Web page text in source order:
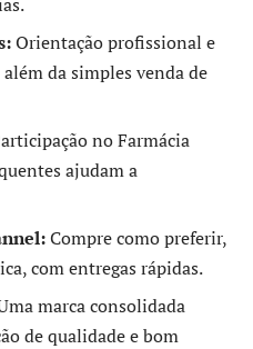
Orientação profissional e
da simples venda de
no Farmácia
ajudam a
Compre como preferir,
com entregas rápidas.
marca consolidada
de qualidade e bom